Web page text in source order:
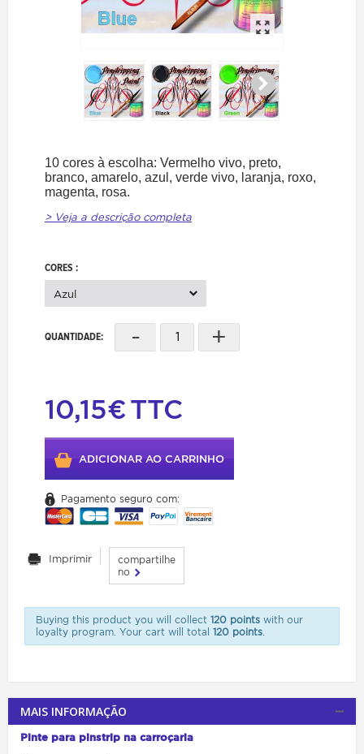
10 cores à escolha: Vermelho vivo, preto,
branco, amarelo, azul, verde vivo, laranja, roxo,
magenta, rosa.
> Veja a descrição completa
CORES :
Azul
QUANTIDADE: - +
10,15€TTC
ADICIONAR AO CARRINHO
Pagamento seguro com:
Imprimir
compartilhe
no
Buying this product you will collect 120 pointswith our
loyalty program. Your cart will total 120 points.
MAIS INFORMAÇÃO
Pinte para pinstrip na carroçaria